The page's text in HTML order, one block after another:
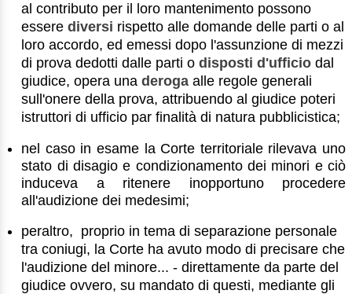
al contributo per il loro mantenimento possono
esserediversi rispetto alle domande delle parti o al
loro accordo, ed emessi dopo l'assunzione di mezzi
di prova dedotti dalle parti odisposti d'ufficio dal
giudice, opera una deroga alle regole generali
sull'onere della prova, attribuendo al giudice poteri
istruttori di ufficio par finalità di natura pubblicistica;
nel caso in esame la Corte territoriale rilevava uno
stato di disagio e condizionamento dei minori e ciò
induceva a ritenere inopportuno procedere
all'audizione dei medesimi;
peraltro, proprio in tema di separazione personale
tra coniugi, la Corte ha avuto modo di precisare che
l'audizione del minore... - direttamente da parte del
giudice ovvero, su mandato di questi, mediante gli